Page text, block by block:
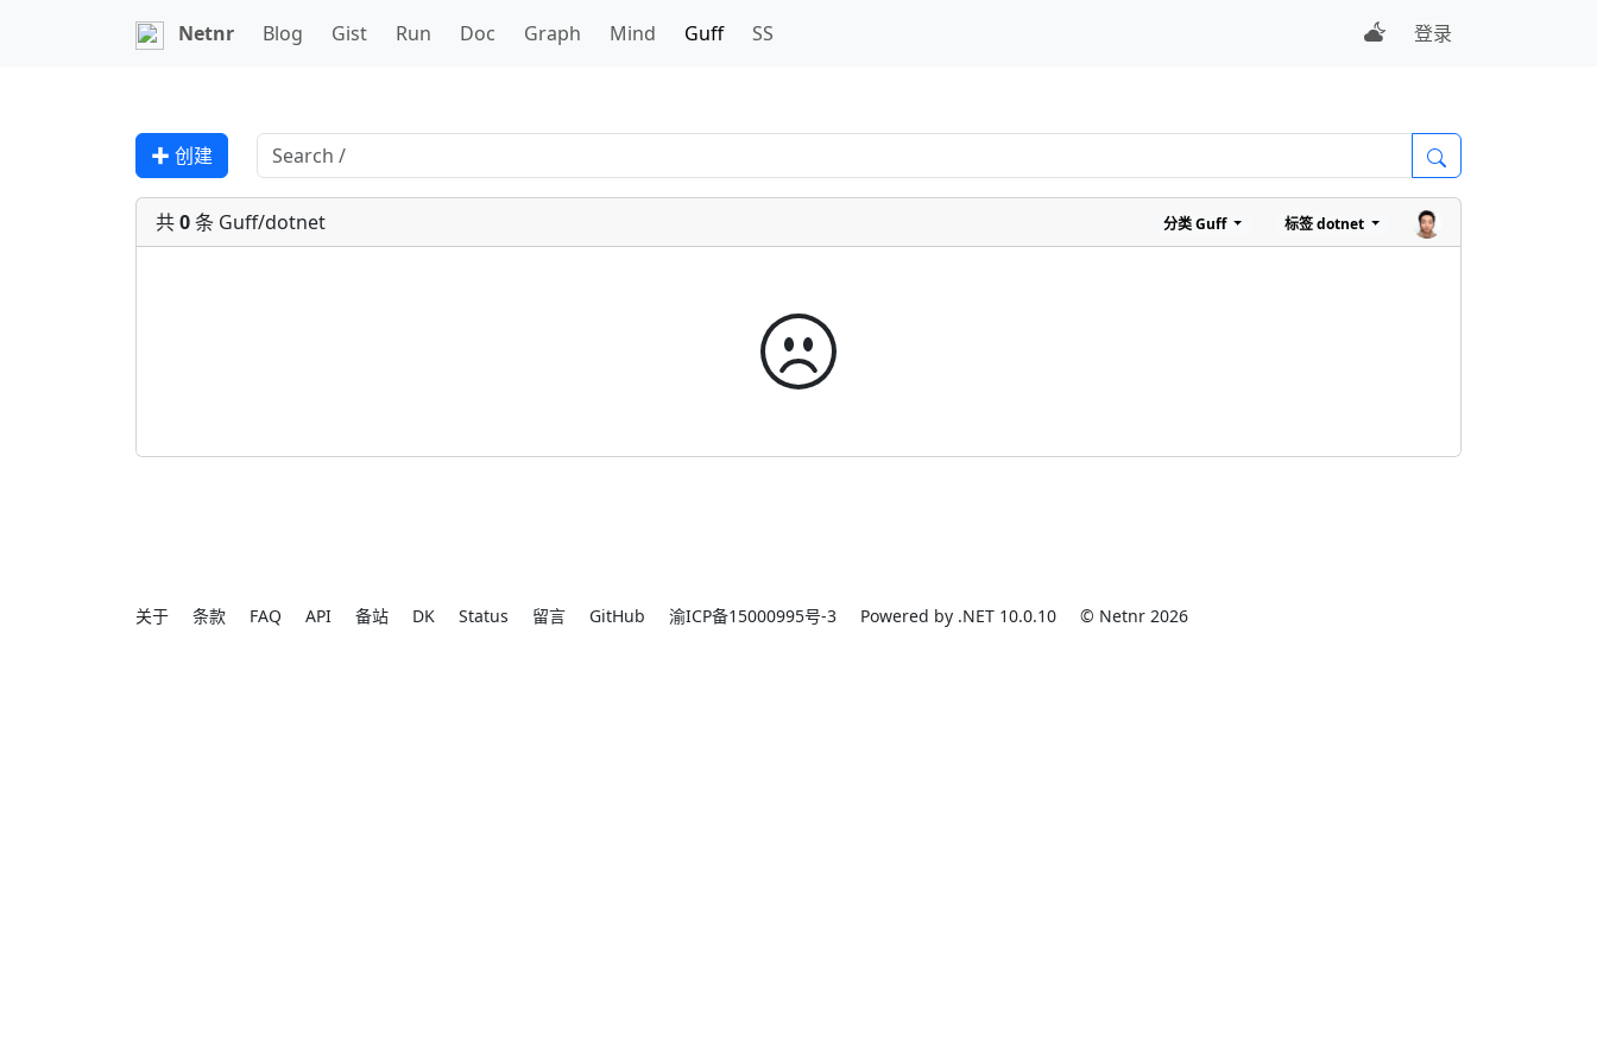
Netnr Blog Gist Run Doc Graph Mind Guff SS 登录
✚ 创建
共0条 Guff/dotnet 分类Guff 标签dotnet
关于 条款 FAQ API 备站 DK Status 留言 GitHub 渝ICP备15000995号-3 Powered by .NET 10.0.10 © Netnr 2026